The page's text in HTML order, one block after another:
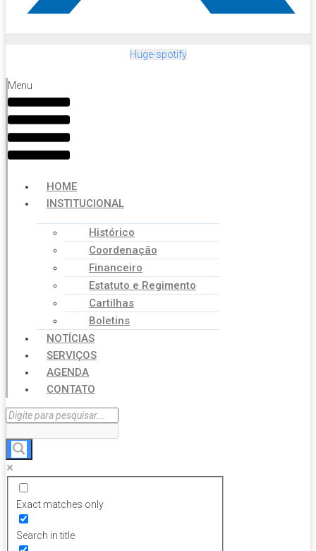
Huge-spotify
Menu
HOME
INSTITUCIONAL
Histórico
Coordenação
Financeiro
Estatuto e Regimento
Cartilhas
Boletins
NOTÍCIAS
SERVIÇOS
AGENDA
CONTATO
Exact matches only
Search in title